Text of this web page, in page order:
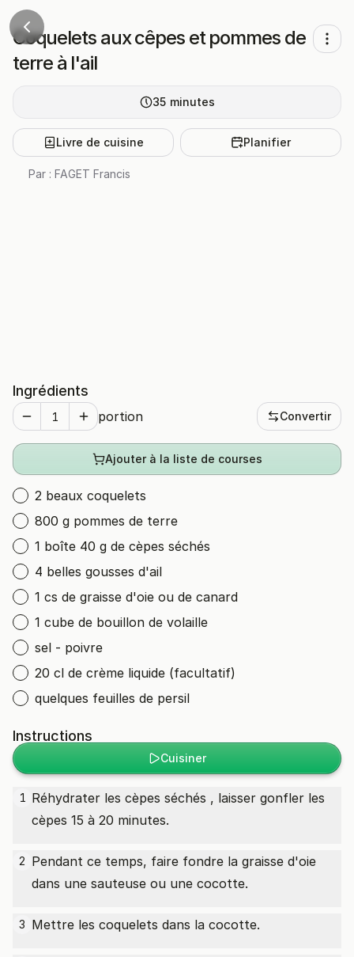
Coquelets aux cêpes et pommes de
terre à l'ail
35 minutes
Livre de cuisine Planifier
Par : FAGET Francis
Ingrédients
portion Convertir
Ajouter à la liste de courses
2 beaux coquelets
800 g pommes de terre
1 boîte 40 g de cèpes séchés
4 belles gousses d'ail
1 cs de graisse d'oie ou de canard
1 cube de bouillon de volaille
sel - poivre
20 cl de crème liquide (facultatif)
quelques feuilles de persil
Instructions
Cuisiner
1 Réhydrater les cèpes séchés , laisser gonfler les
cèpes 15 à 20 minutes.
2 Pendant ce temps, faire fondre la graisse d'oie
dans une sauteuse ou une cocotte.
3 Mettre les coquelets dans la cocotte.